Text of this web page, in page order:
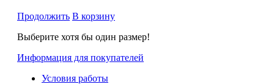
Продолжить В корзину
Выберите хотя бы один размер!
Информация для покупателей
Условия работы